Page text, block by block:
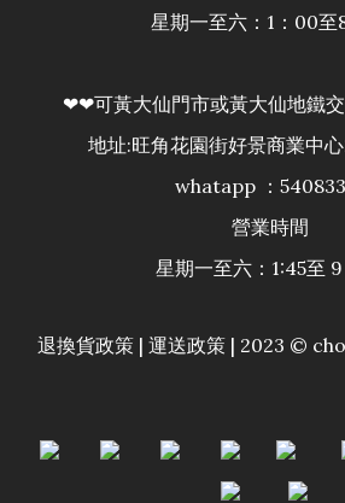
星期一至六：1：00至
❤❤可黃大仙門市或黃大仙地鐵
地址:旺角花園街好景商業中
whatapp ：
營業時間
星期一至六：1:45至
退換貨政策| 運送政策| 2023 ©